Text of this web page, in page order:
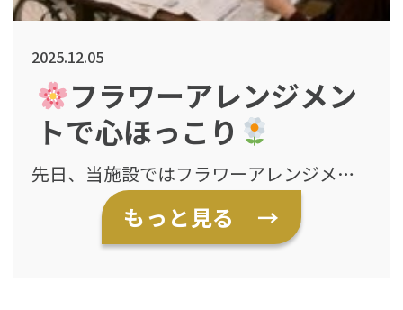
2025.12.05
フラワーアレンジメン
トで心ほっこり
先日、当施設ではフラワーアレンジメン
トのレクリエーションを開催いたしまし
た。 色とりどりのお花をご用意し、入居
もっと見る →